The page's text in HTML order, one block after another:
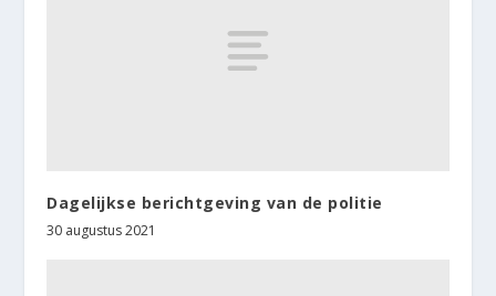
Dagelijkse berichtgeving van de politie
30 augustus 2021